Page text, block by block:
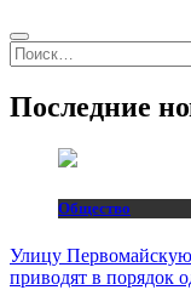
Найти:
Последние
Общество
Улицу
приводят в порядок